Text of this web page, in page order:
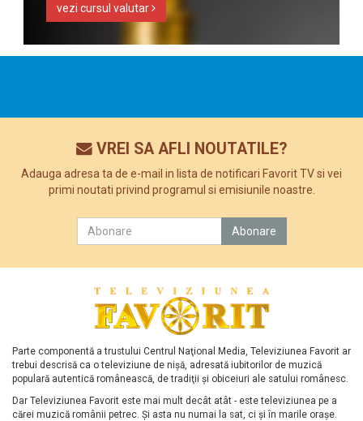
vezi cursul valutar
VREI SA AFLI NOUTATILE?
Adauga adresa ta de e-mail in lista de notificari Favorit TV si vei
primi noutati privind programul si emisiunile noastre.
Parte componentă a trustului Centrul Naţional Media, Televiziunea Favorit ar
trebui descrisă ca o televiziune de nişă, adresată iubitorilor de muzică
populară autentică românească, de tradiţii şi obiceiuri ale satului românesc.
Dar Televiziunea Favorit este mai mult decât atât - este televiziunea pe a
cărei muzică românii petrec. Şi asta nu numai la sat, ci şi în marile oraşe.